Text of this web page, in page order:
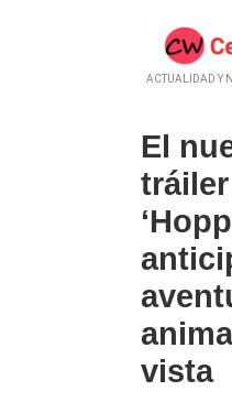
ACTUALIDAD Y
El
vista